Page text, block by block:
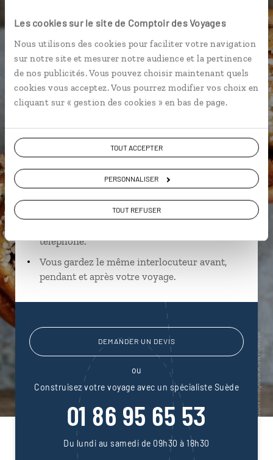
Les cookies sur le site de Comptoir des Voyages
Nous utilisons des cookies pour faciliter votre navigation
sur notre site et mesurer notre audience et la pertinence
de nos publicités. Vous pouvez choisir maintenant quels
cookies vous acceptez. Vous pourrez modifier vos choix en
cliquant sur « gestion des cookies » en bas de page.
TOUT ACCEPTER
PERSONNALISER
TOUT REFUSER
Fotografiska Côte de Bohuslän
Manon,
spécialiste Suède
Suivez vos envies et demandez conseils à nos
Ils sauront organiser votre itinéraire au plus
près de vos envies et de la réalité du pays.
Échangez en face à face ou depuis nos studios
téléphone.
Vous gardez le même interlocuteur avant,
pendant et après votre voyage.
DEMANDER UN DEVIS
ou
Construisez votre voyage avec un spécialiste Suède
01 86 95 65 53
Du lundi au samedi de 09h30 à 18h30